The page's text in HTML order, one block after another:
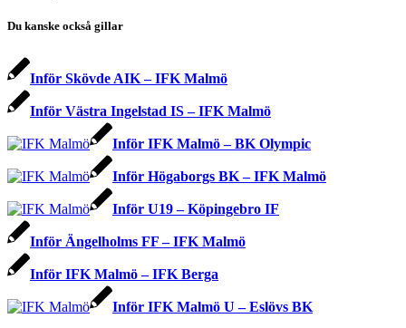
Du kanske också gillar
Inför Skövde AIK – IFK Malmö
Inför Västra Ingelstad IS – IFK Malmö
Inför IFK Malmö – BK Olympic
Inför Högaborgs BK – IFK Malmö
Inför U19 – Köpingebro IF
Inför Ängelholms FF – IFK Malmö
Inför IFK Malmö – IFK Berga
Inför IFK Malmö U – Eslövs BK